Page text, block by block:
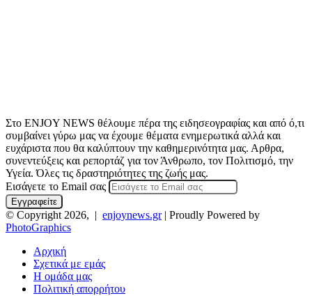
Στο ENJOY NEWS θέλουμε πέρα της ειδησεογραφίας και από ό,τι
συμβαίνει γύρω μας να έχουμε θέματα ενημερωτικά αλλά και
ευχάριστα που θα καλύπτουν την καθημερινότητα μας. Αρθρα,
συνεντεύξεις και ρεπορτάζ για τον Άνθρωπο, τον Πολιτισμό, την
Υγεία. Όλες τις δραστηριότητες της ζωής μας.
Εισάγετε το Email σας
© Copyright 2026, | enjoynews.gr| Proudly Powered by
PhotoGraphics
Αρχική
Σχετικά με εμάς
Η ομάδα μας
Πολιτική απορρήτου